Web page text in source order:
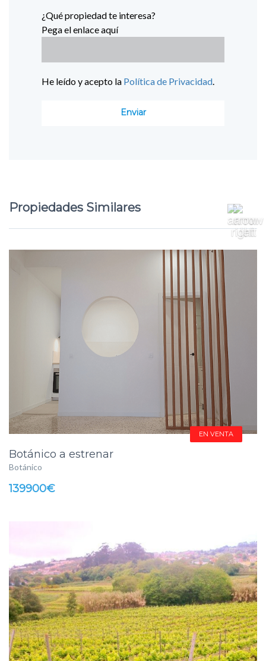
¿Qué propiedad te interesa?
Pega el enlace aquí
He leído y acepto la Política de Privacidad.
Propiedades Similares
EN VENTA
Botánico a estrenar
Botánico
139900€